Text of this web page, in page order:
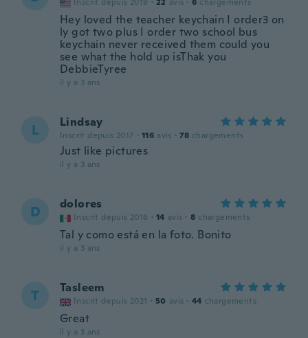
Hey loved the teacher keychain I order3 on
ly got two plus I order two school bus
keychain never received them could you
see what the hold up isThak you
DebbieTyree
il y a 3 ans
L Lindsay
Inscrit depuis 2017 · 116 avis · 78 chargements
Just like pictures
il y a 3 ans
D dolores
Inscrit depuis 2016 · 14 avis · 8 chargements
Tal y como está en la foto. Bonito
il y a 3 ans
T Tasleem
Inscrit depuis 2021 · 50 avis · 44 chargements
Great
il y a 3 ans